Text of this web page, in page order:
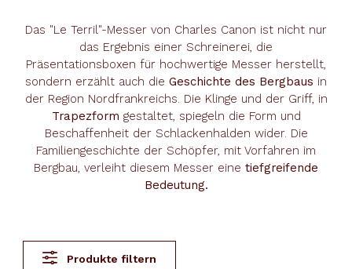
Das "Le Terril"-Messer von Charles Canon ist nicht nur
das Ergebnis einer Schreinerei, die
Präsentationsboxen für hochwertige Messer herstellt,
sondern erzählt auch die Geschichte des Bergbaus in
der Region Nordfrankreichs. Die Klinge und der Griff, in
Trapezform gestaltet, spiegeln die Form und
Beschaffenheit der Schlackenhalden wider. Die
Familiengeschichte der Schöpfer, mit Vorfahren im
Bergbau, verleiht diesem Messer eine tiefgreifende
Bedeutung.
Produkte filtern